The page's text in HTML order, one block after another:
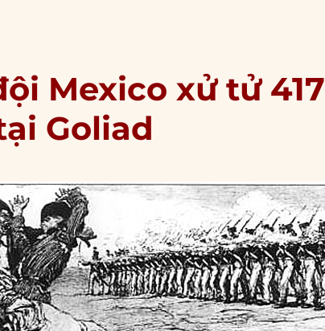
Mexico xử tử 417
Goliad